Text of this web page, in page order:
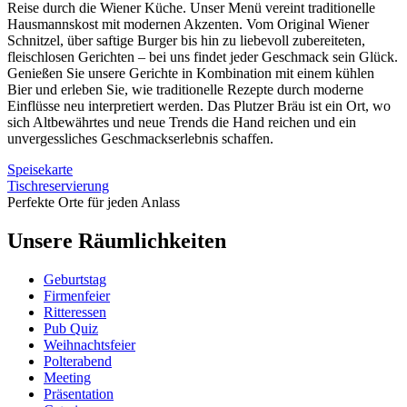
Reise durch die Wiener Küche. Unser Menü vereint traditionelle
Hausmannskost mit modernen Akzenten. Vom Original Wiener
Schnitzel, über saftige Burger bis hin zu liebevoll zubereiteten,
fleischlosen Gerichten – bei uns findet jeder Geschmack sein Glück.
Genießen Sie unsere Gerichte in Kombination mit einem kühlen
Bier und erleben Sie, wie traditionelle Rezepte durch moderne
Einflüsse neu interpretiert werden. Das Plutzer Bräu ist ein Ort, wo
sich Altbewährtes und neue Trends die Hand reichen und ein
unvergessliches Geschmackserlebnis schaffen.
Speisekarte
Tischreservierung
Perfekte Orte für jeden Anlass
Unsere Räumlichkeiten
Geburtstag
Firmenfeier
Ritteressen
Pub Quiz
Weihnachtsfeier
Polterabend
Meeting
Präsentation